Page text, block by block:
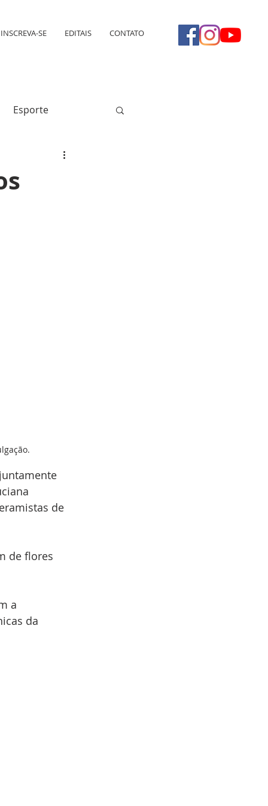
INSCREVA-SE EDITAIS CONTATO
Esporte
de
de flores
a
da